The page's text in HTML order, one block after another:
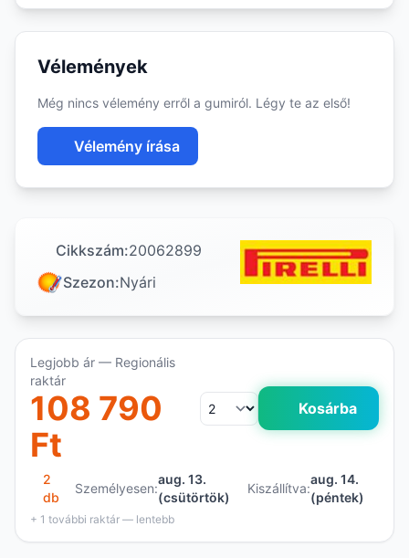
Vélemények
Még nincs vélemény erről a gumiról. Légy te az első!
Vélemény írása
Cikkszám:20062899
Szezon:Nyári
Legjobb ár — Regionális
raktár
108 790
Ft
Kosárba
2
db
Személyesen:
aug. 13.
(csütörtök)
Kiszállítva:
aug. 14.
(péntek)
+ 1 további raktár — lentebb